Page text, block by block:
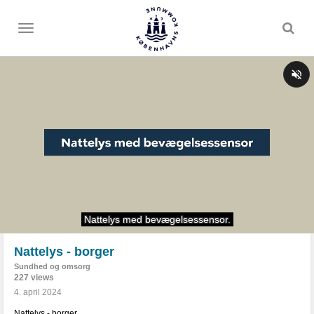
Toggle
Nattelys - borger
Sundhed og omsorg
227 views
4. april 2024